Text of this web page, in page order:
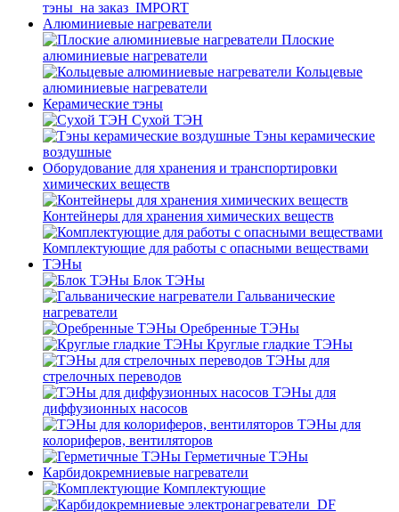
тэны_на заказ_IMPORT
Алюминиевые нагреватели
Плоские
алюминиевые нагреватели
Кольцевые
алюминиевые нагреватели
Керамические тэны
Сухой ТЭН
Тэны керамические
воздушные
Оборудование для хранения и транспортировки
химических веществ
Контейнеры для хранения химических веществ
Комплектующие для работы с опасными веществами
ТЭНы
Блок ТЭНы
Гальванические
нагреватели
Оребренные ТЭНы
Круглые гладкие ТЭНы
ТЭНы для
стрелочных переводов
ТЭНы для
диффузионных насосов
ТЭНы для
колориферов, вентиляторов
Герметичные ТЭНы
Карбидокремниевые нагреватели
Комплектующие